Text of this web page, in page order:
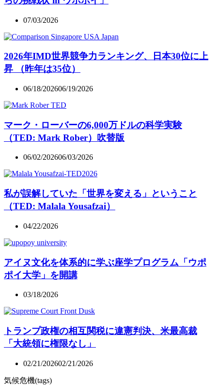
07/03/2026
2026年IMD世界競争力ランキング、日本30位に上
昇 （昨年は35位）
06/18/202606/19/2026
マーク・ローバーの6,000万ドルの科学実験
（TED: Mark Rober）吹替版
06/02/202606/03/2026
私が誤解していた「世界を変える」ということ
（TED: Malala Yousafzai）
04/22/2026
アイヌ文化を体系的に学ぶ座学プログラム「ウポ
ポイ大学」を開講
03/18/2026
トランプ政権の相互関税に違憲判決、米最高裁
「大統領に権限なし」
02/21/202602/21/2026
気候危機(tags)